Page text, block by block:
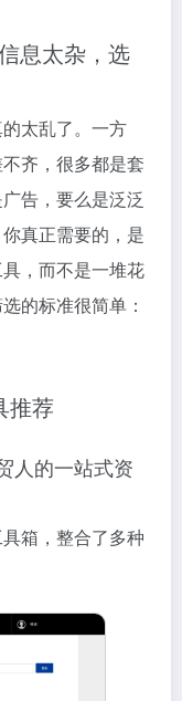
息太杂，选
太乱了。一方
齐，很多都是套
告，要么是泛泛
真正需要的，是
，而不是一堆花
的标准很简单：
推荐
人的一站式资
箱，整合了多种